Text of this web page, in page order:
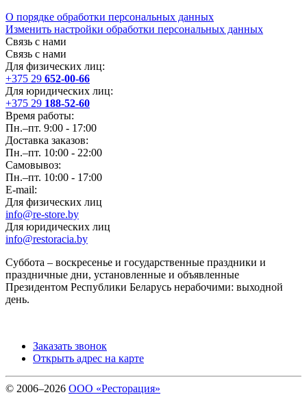
О порядке обработки персональных данных
Изменить настройки обработки персональных данных
Связь с нами
Связь с нами
Для физических лиц:
+375 29 652-00-66
Для юридических лиц:
+375 29 188-52-60
Время работы:
Пн.–пт. 9:00 - 17:00
Доставка заказов:
Пн.–пт. 10:00 - 22:00
Самовывоз:
Пн.–пт. 10:00 - 17:00
E-mail:
Для физических лиц
info@re-store.by
Для юридических лиц
info@restoracia.by
Суббота – воскресенье и государственные праздники и
праздничные дни, установленные и объявленные
Президентом Республики Беларусь нерабочими: выходной
день.
Заказать звонок
Открыть адрес на карте
© 2006–2026 ООО «Ресторация»